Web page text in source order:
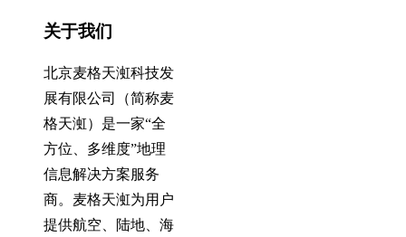
关于我们
北京麦格天渱科技发
展有限公司（简称麦
格天渱）是一家“全
方位、多维度”地理
信息解决方案服务
商。麦格天渱为用户
提供航空、陆地、海